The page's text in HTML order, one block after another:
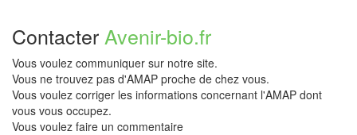
Contacter Avenir-bio.fr
Vous voulez communiquer sur notre site.
Vous ne trouvez pas d'AMAP proche de chez vous.
Vous voulez corriger les informations concernant l'AMAP dont
vous vous occupez.
Vous voulez faire un commentaire